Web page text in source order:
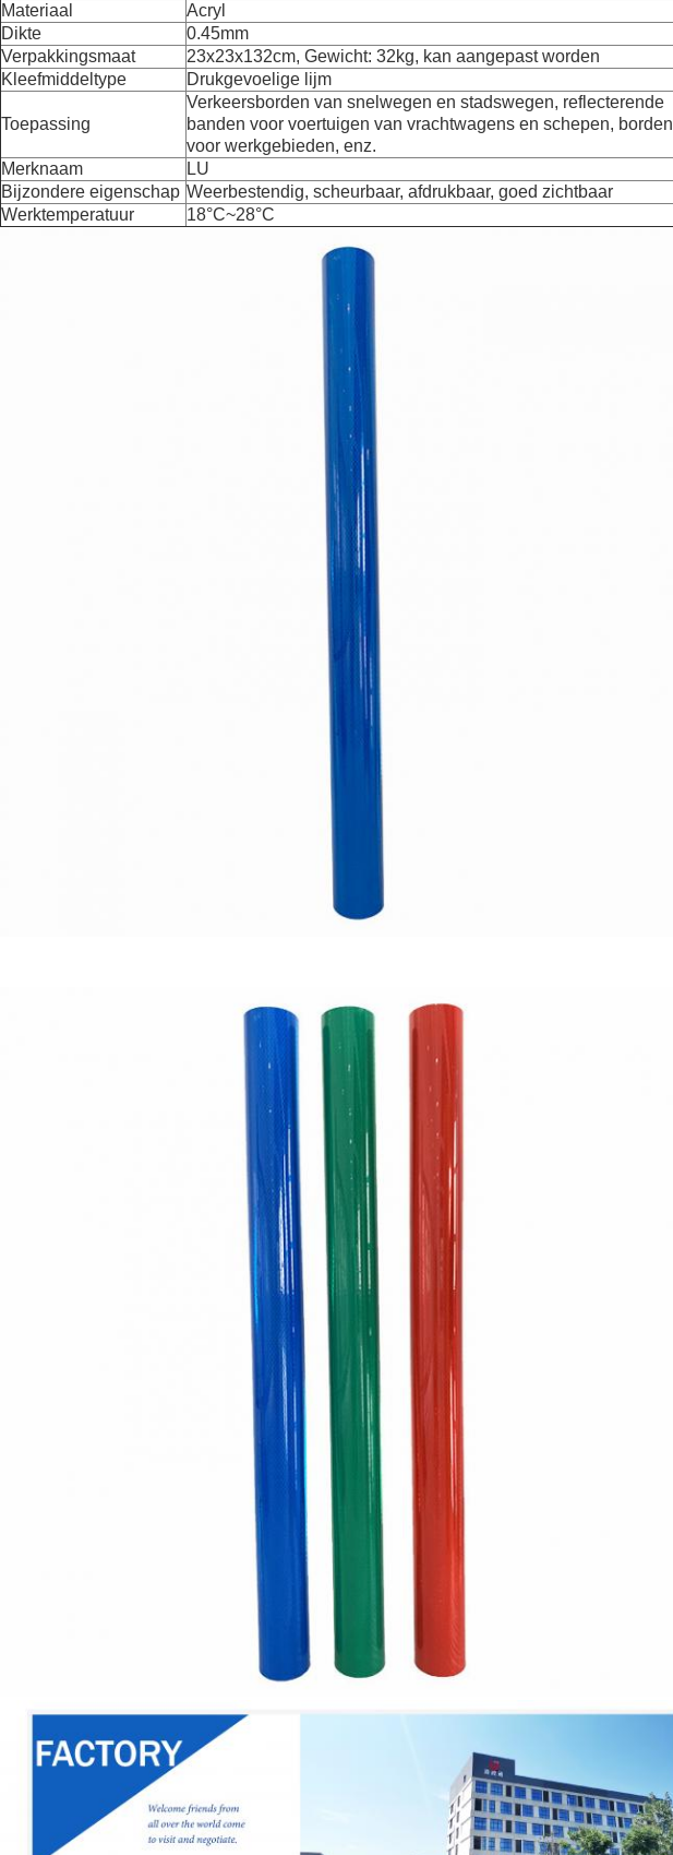
Materiaal
Acryl
Dikte
0.45mm
Verpakkingsmaat
23x23x132cm, Gewicht: 32kg, kan aangepast worden
Kleefmiddeltype
Drukgevoelige lijm
Toepassing
Verkeersborden van snelwegen en stadswegen, reflecterende
banden voor voertuigen van vrachtwagens en schepen, borden
voor werkgebieden, enz.
Merknaam
LU
Bijzondere eigenschap Weerbestendig, scheurbaar, afdrukbaar, goed zichtbaar
Werktemperatuur
18°C~28°C